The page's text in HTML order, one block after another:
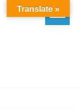
Translate »